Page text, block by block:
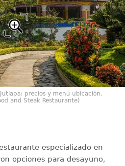
precios y menú ubicación.
and Steak Restaurante)
especializado en
opciones para desayuno,